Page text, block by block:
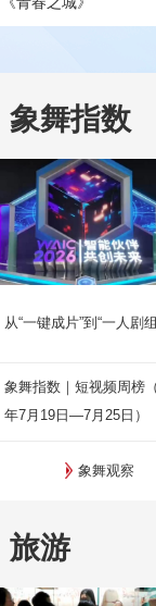
象舞指数
从“一键成片”到“一人剧
象舞指数｜短视频周榜
年7月19日—7月25日）
象舞观察
旅游